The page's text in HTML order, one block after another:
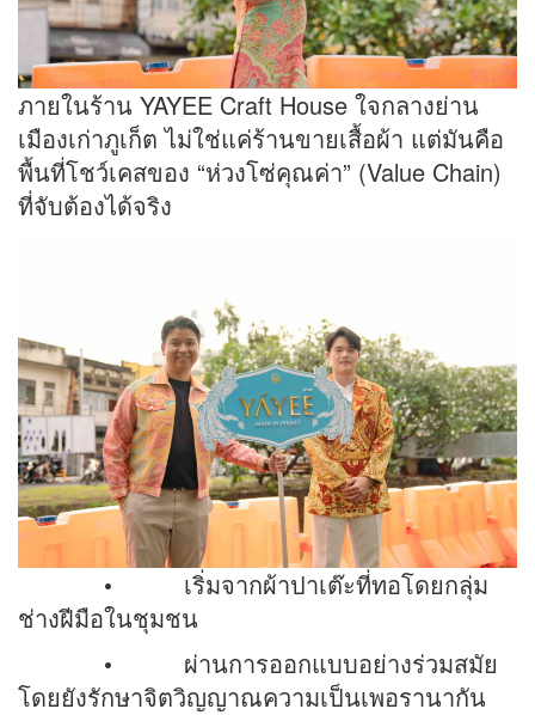
ภายในร้าน YAYEE Craft House ใจกลางย่าน
เมืองเก่าภูเก็ต ไม่ใช่แค่ร้านขายเสื้อผ้า แต่มันคือ
พื้นที่โชว์เคสของ “ห่วงโซ่คุณค่า” (Value Chain)
ที่จับต้องได้จริง
• เริ่มจากผ้าปาเต๊ะที่ทอโดยกลุ่ม
ช่างฝีมือในชุมชน
• ผ่านการออกแบบอย่างร่วมสมัย
โดยยังรักษาจิตวิญญาณความเป็นเพอรานากัน